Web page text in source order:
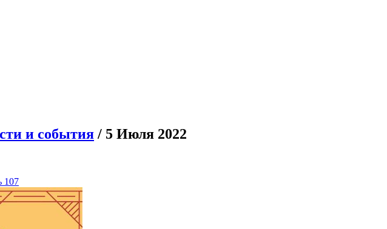
и события / 5 Июля 2022
107